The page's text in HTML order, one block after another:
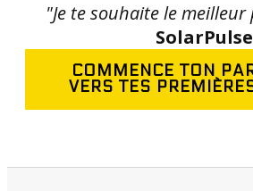
"Je te souhaite le
SolarPulse
COMMENCE TON
VERS TES